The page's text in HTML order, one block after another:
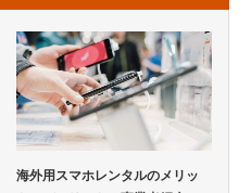
海外用スマホレンタルのメリッ